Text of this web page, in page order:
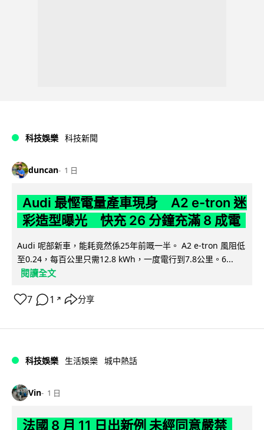
科技娛樂 科技新聞
duncan 1 日
Audi 最慳電量產車現身 A2 e-tron 迷
彩造型曝光 快充 26 分鐘充滿 8 成電
Audi 呢部新車，能耗竟然係25年前嘅一半。 A2 e-tron 風阻低
至0.24，每百公里只需12.8 kWh，一度電行到7.8公里。6...
閱讀全文
7 1 ↗ 分享
科技娛樂 生活娛樂 城中熱話
Vin 1 日
法國 8 月 11 日出新例 未經同意嚴禁